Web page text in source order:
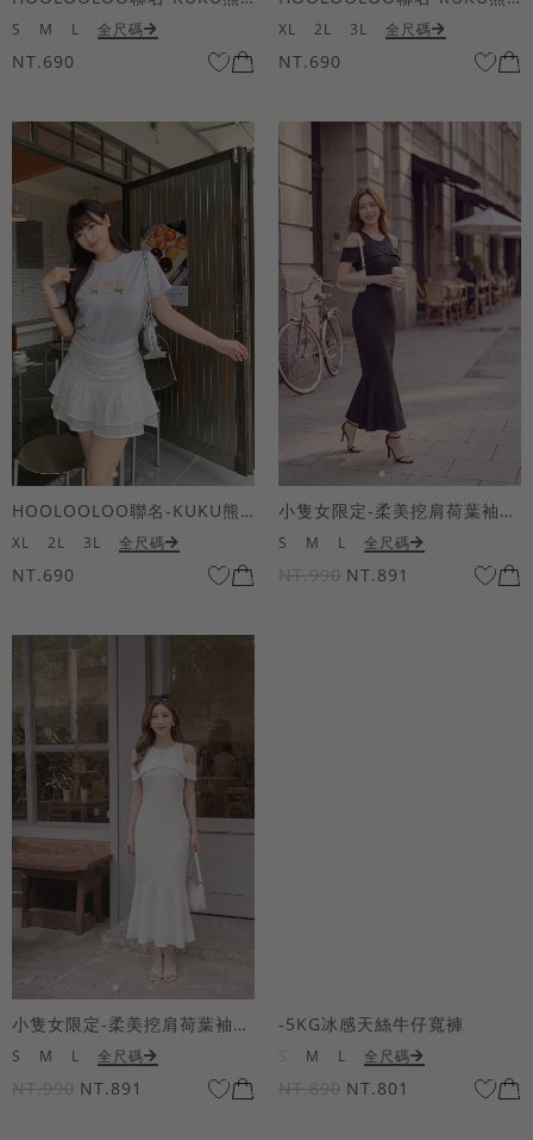
S M L 全尺碼
NT.690
XL 2L 3L 全尺碼
NT.690
HOOLOOLOO聯名-KUKU熊蝴蝶結短袖上衣
XL 2L 3L 全尺碼
NT.690
小隻女限定-柔美挖肩荷葉袖魚尾長洋裝
S M L 全尺碼
NT.990 NT.891
小隻女限定-柔美挖肩荷葉袖魚尾長洋裝
S M L 全尺碼
NT.990 NT.891
-5KG冰感天絲牛仔寬褲
M L 全尺碼
NT.890 NT.801